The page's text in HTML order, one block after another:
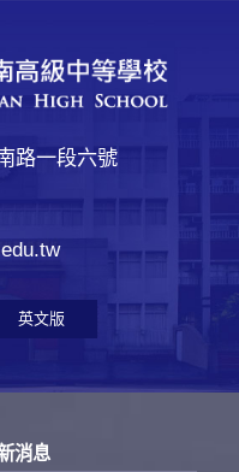
路一段六號
英文版
消息